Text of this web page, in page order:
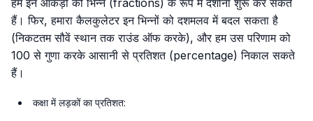
हैं। फिर, हमारा कैलकुलेटर इन भिन्नों को दशमलव में बदल सकता है
(निकटतम सौवें स्थान तक राउंड ऑफ करके), और हम उस परिणाम को
100 से गुणा करके आसानी से प्रतिशत (percentage) निकाल सकते
हैं।
कक्षा में लड़कों का प्रतिशत: